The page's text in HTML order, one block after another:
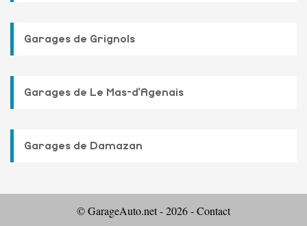
Garages de Grignols
Garages de Le Mas-d'Agenais
Garages de Damazan
© GarageAuto.net - 2026 -Contact